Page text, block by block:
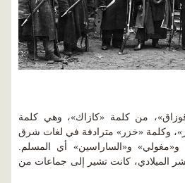
من كلمة «كازاك»، وهي كلمة
وكلمة «خزر» مترادفة في لغات شرق
و«مغولي» و«الساراسين» أي المسلم.
الميلادي، كانت تشير إلى جماعات من